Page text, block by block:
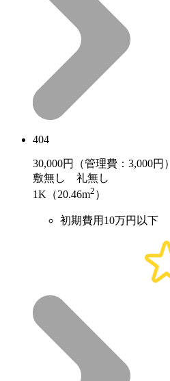
404
30,000円（管理費：3,000円）
敷無し 礼無し
1K（20.46m2 ）
初期費用10万円以下